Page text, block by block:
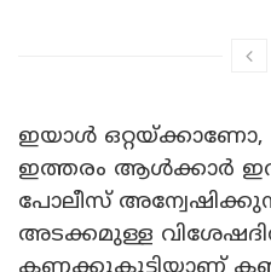
ഇയാൾ ഒറ്റയ്ക്കാണോ,
ഇത്തരം ആൾക്കാർ
പോലീസ്
അടക്കമുള്ള